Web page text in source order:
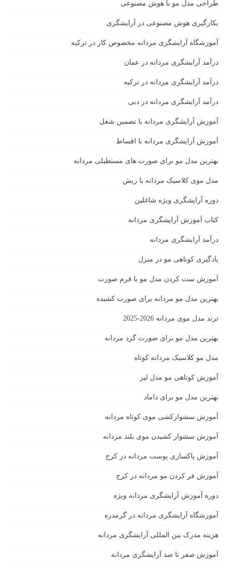
طراحی مدل مو با هوش مصنوعی
بکارگیری هوش مصنوعی در آرایشگری
آموزشگاه آرایشگری مردانه مخصوص کار در ترکیه
درآمد آرایشگری مردانه در عمان
درآمد آرایشگری مردانه در ترکیه
درآمد آرایشگری مردانه در دبی
آموزش آرایشگری مردانه با تضمین شغل
آموزش آرایشگری مردانه با اقساط
بهترین مدل مو برای صورت های مستطیلی مردانه
مدل موی کلاسیک مردانه با ریش
دوره آرایشگری ویژه شاغلین
کتاب آموزش آرایشگری مردانه
درآمد آرایشگری مردانه
یادگیری كوتاهى مو در منزل
آموزش ست كردن مدل مو با فرم صورت
بهترین مدل مو مردانه برای صورت کشیده
ترند مدل موی مردانه 2026-2025
بهترين مدل مو براى صورت گرد مردانه
مدل مو کلاسیک مردانه کوتاه
آموزش کوتاهی مو مدل لیر
بهترین مدل مو برای داماد
آموزش سشوارکشی موی کوتاه مردانه
آموزش سشوار کشیدن موی بلند مردانه
آموزش پاکسازی پوست مردانه در کرج
آموزش فر کردن مو مردانه در کرج
دوره آموزش آرایشگری مردانه ویژه
آموزشگاه آرایشگری مردانه در گرمدره
هزینه مدرک بین المللی آرایشگری مردانه
آموزش صفر تا صد آرایشگری مردانه